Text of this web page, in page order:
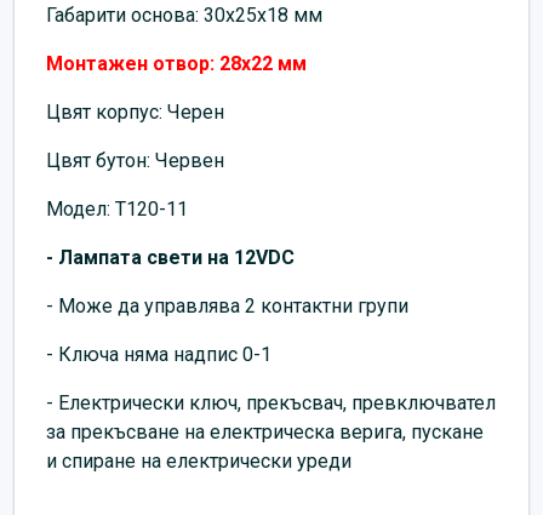
Габарити основа: 30x25x18 мм
Монтажен отвор: 28х22 мм
Цвят корпус: Черен
Цвят бутон: Червен
Модел: T120-11
- Лампата свети на 12VDC
- Може да управлява 2 контактни групи
- Ключа няма надпис 0-1
- Електрически ключ, прекъсвач, превключвател
за прекъсване на електрическа верига, пускане
и спиране на електрически уреди